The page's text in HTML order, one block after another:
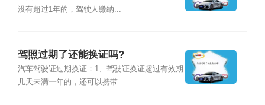
没有超过1年的，驾驶人缴纳...
驾照过期了还能换证吗?
汽车驾驶证过期换证：1、驾驶证换证超过有效期
几天未满一年的，还可以携带...